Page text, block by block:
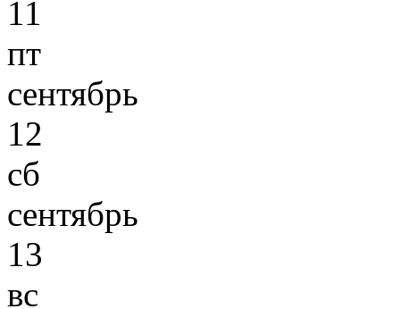
11
пт
сентябрь
12
сб
сентябрь
13
вс